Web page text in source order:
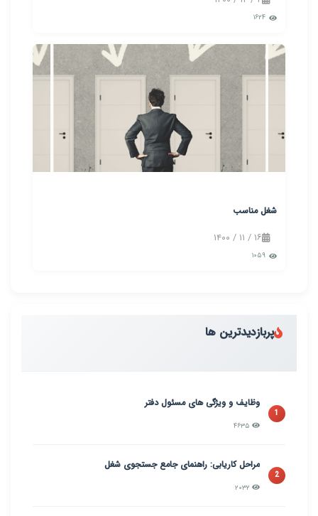
۱۶۲۴
شغل مناسب
۱۶ / ۱۱ / ۱۴۰۰
۱۰۵۹
پربازدیدترین ها
1
وظایف و ویژگی های مسئول دفتر
2
مراحل کاریابی: راهنمای جامع جستجوی شغل